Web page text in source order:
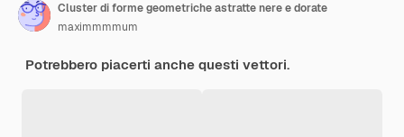
Cluster di forme geometriche astratte nere e dorate
maximmmmum
Potrebbero piacerti anche questi vettori.